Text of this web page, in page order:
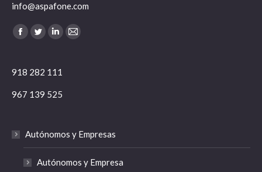
info@aspafone.com
Encuéntranos en:
Facebook
TwitterLinkedin
Mail
918 282 111
967 139 525
Autónomos y Empresas
Autónomos y Empresa